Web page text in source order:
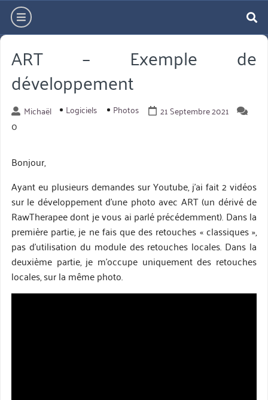
Aller
directement
au
contenu
hamburger
ART – Exemple de
développement
Michaël Logiciels Photos 21 Septembre 2021
0
Bonjour,
Ayant eu plusieurs demandes sur Youtube, j’ai fait 2 vidéos
sur le développement d’une photo avec ART (un dérivé de
RawTherapee dont je vous ai parlé précédemment). Dans la
première partie, je ne fais que des retouches « classiques »,
pas d’utilisation du module des retouches locales. Dans la
deuxième partie, je m’occupe uniquement des retouches
locales, sur la même photo.